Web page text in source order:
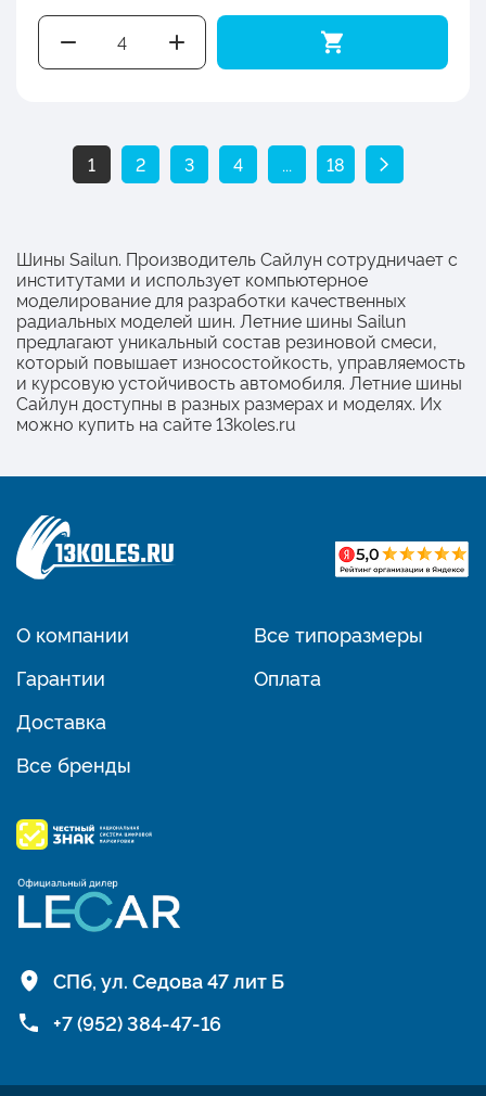
1 2 3 4 ... 18
Шины Sailun. Производитель Сайлун сотрудничает с
институтами и использует компьютерное
моделирование для разработки качественных
радиальных моделей шин. Летние шины Sailun
предлагают уникальный состав резиновой смеси,
который повышает износостойкость, управляемость
и курсовую устойчивость автомобиля. Летние шины
Сайлун доступны в разных размерах и моделях. Их
можно купить на сайте 13koles.ru
О компании
Гарантии
Доставка
Все бренды
Все типоразмеры
Оплата
СПб, ул. Седова 47 лит Б
+7 (952) 384-47-16